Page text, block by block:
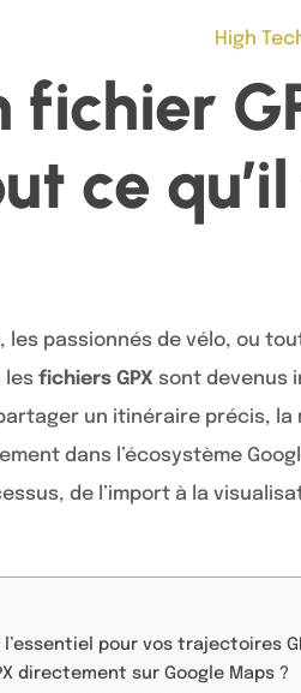
High
fichier
ce
les passionnés de vélo, ou
les fichiers GPX sont devenus
un itinéraire précis, la
dans l’écosystème
de l’import à la
pour vos trajectoires
directement sur Google Maps ?